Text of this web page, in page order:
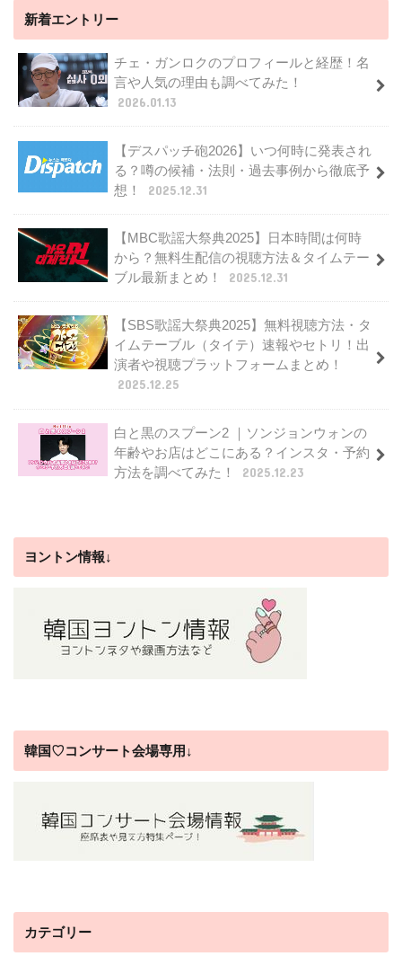
新着エントリー
チェ・ガンロクのプロフィールと経歴！名
言や人気の理由も調べてみた！
2026.01.13
【デスパッチ砲2026】いつ何時に発表され
る？噂の候補・法則・過去事例から徹底予
想！
2025.12.31
【MBC歌謡大祭典2025】日本時間は何時
から？無料生配信の視聴方法＆タイムテー
ブル最新まとめ！
2025.12.31
【SBS歌謡大祭典2025】無料視聴方法・タ
イムテーブル（タイテ）速報やセトリ！出
演者や視聴プラットフォームまとめ！
2025.12.25
白と黒のスプーン2 ｜ソンジョンウォンの
年齢やお店はどこにある？インスタ・予約
方法を調べてみた！
2025.12.23
ヨントン情報↓
韓国♡コンサート会場専用↓
カテゴリー